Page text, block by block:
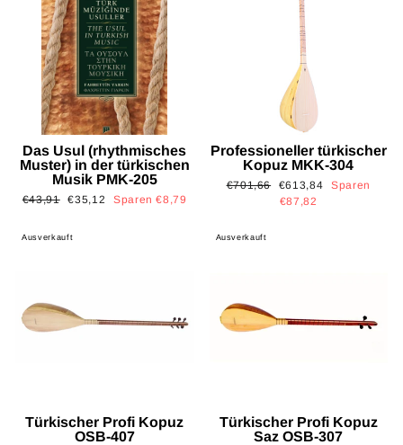
Das Usul (rhythmisches
Muster) in der türkischen
Musik PMK-205
Normaler
€43,91 Sonderpreis
€35,12 Sparen €8,79
Professioneller türkischer
Kopuz MKK-304
Normaler
€701,66 Sonderpreis
€613,84
Sparen
€87,82
Ausverkauft
Türkischer Profi Kopuz
OSB-407
Ausverkauft
Türkischer Profi Kopuz
Saz OSB-307